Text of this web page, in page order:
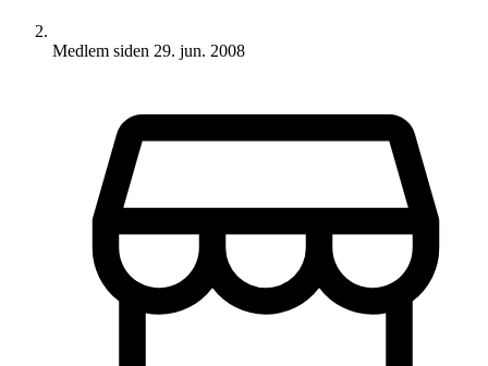
Medlem siden 29. jun. 2008